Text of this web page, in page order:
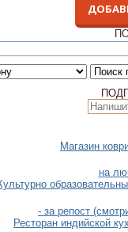
Магазин
на
- за репост
Ресторан индийской